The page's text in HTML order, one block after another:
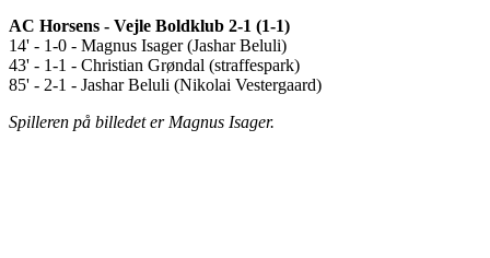
AC Horsens - Vejle Boldklub 2-1 (1-1)
14' - 1-0 - Magnus Isager (Jashar Beluli)
43' - 1-1 - Christian Grøndal (straffespark)
85' - 2-1 - Jashar Beluli (Nikolai Vestergaard)
Spilleren på billedet er Magnus Isager.